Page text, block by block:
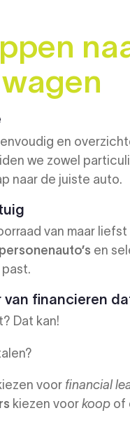
en
we zowel
naar de juiste auto.
van maar liefst
en
van financieren
Dat kan!
voor financial
kiezen voor koopof